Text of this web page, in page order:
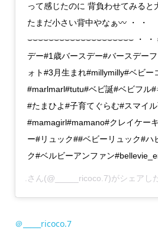
って感じたのに 背負わせてみると
たまだ小さい背中やなぁ〰︎ ・ ・
⌣⌣⌣⌣⌣⌣⌣⌣⌣⌣⌣⌣⌣⌣⌣⌣⌣⌣⌣⌣ ・ ・
デー#1歳バースデー#バースデー
ォト#3月生まれ#millymilly#ベビー
#marlmarl#tutu#ベビ誕#ベビフル
#たまひよ#子育てぐらむ#スマイ
#mamagirl#mamano#クレイケー
ー#リュック##ベビーリュック#ハ
ク#ベルビーアンファン
.さん(@_____ricoco.7)がシェアし
＠_____ricoco.7